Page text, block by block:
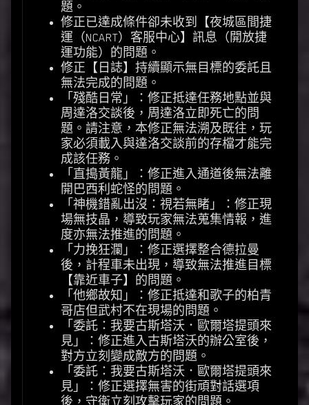
題。
修正已達成條件卻未收到【夜城區間捷
運（NCART）客服中心】訊息（開放捷
運功能）的問題。
修正【日誌】持續顯示無目標的委託且
無法完成的問題。
「殘酷日常」：修正抵達任務地點並與
周達洛交談後，周達洛立即死亡的問
題。請注意，本修正無法溯及既往，玩
家必須載入與達洛交談前的存檔才能完
成該任務。
「直搗黃龍」：修正進入通道後無法離
開巴西利蛇怪的問題。
「神機錯亂出沒：視若無睹」：修正現
場無技晶，導致玩家無法蒐集情報，進
度亦無法推進的問題。
「力挽狂瀾」：修正選擇整合德拉曼
後，計程車未出現，導致無法推進目標
【靠近車子】的問題。
「他鄉故知」：修正抵達和歌子的柏青
哥店但武村不在現場的問題。
「委託：我要古斯塔沃．歐爾塔提頭來
見」：修正進入古斯塔沃的辦公室後，
對方立刻變成敵方的問題。
「委託：我要古斯塔沃．歐爾塔提頭來
見」：修正選擇無害的街頑對話選項